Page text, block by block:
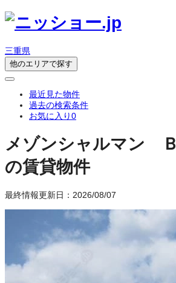
三重県
他のエリアで探す
最近見た物件
過去の検索条件
お気に入り0
メゾンシャルマン Ｂ
の賃貸物件
最終情報更新日：2026/08/07